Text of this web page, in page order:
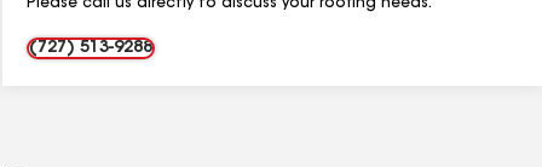
Please call us directly to discuss your roofing needs.
(727) 513-9288